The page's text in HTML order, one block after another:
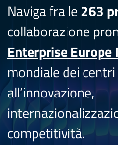
Naviga fra le263
collaborazione
Enterprise
mondiale dei
all’innovazione,
competitività.